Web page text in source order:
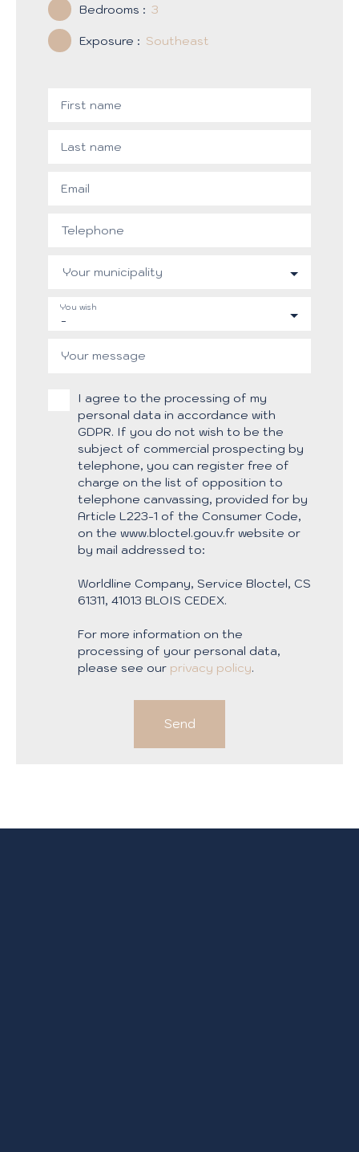
Bedrooms : 3
Exposure : Southeast
First name
Last name
Email
Telephone
Your municipality
-
You wish
Your message
I agree to the processing of my
personal data in accordance with
GDPR. If you do not wish to be the
subject of commercial prospecting by
telephone, you can register free of
charge on the list of opposition to
telephone canvassing, provided for by
Article L223-1 of the Consumer Code,
on the www.bloctel.gouv.fr website or
by mail addressed to:
Worldline Company, Service Bloctel, CS
61311, 41013 BLOIS CEDEX.
For more information on the
processing of your personal data,
please see our privacy policy.
Send